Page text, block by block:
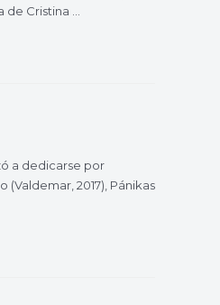
Cristina …
a dedicarse por
2017), Pánikas